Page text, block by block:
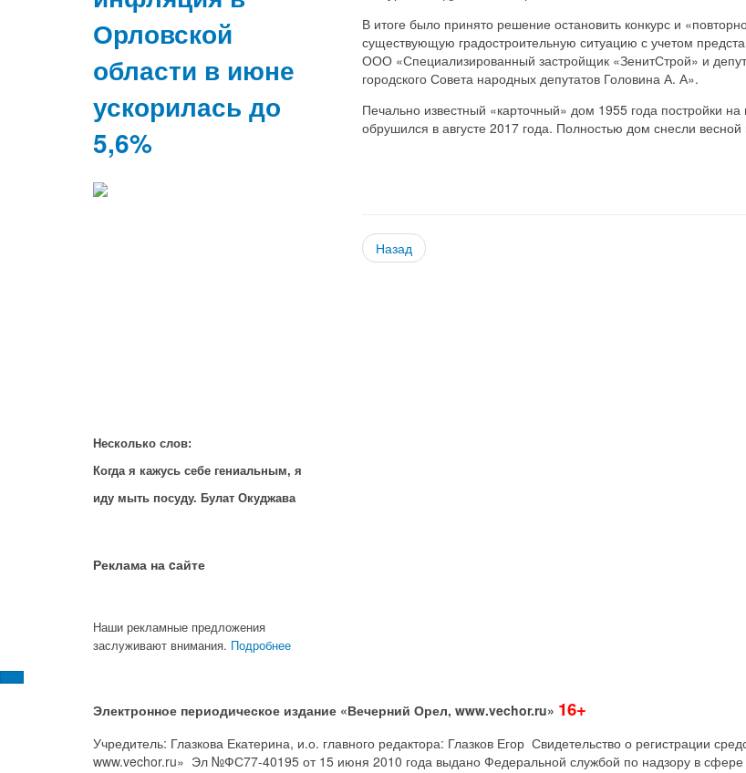
В итоге было принято решение остановить конкурс и
существующую градостроительную ситуацию с учетом
ООО «Специализированный застройщик «ЗенитСтрой» и
городского Совета народных депутатов Головина А. А».
Печально известный «карточный» дом 1955 года постройки
обрушился в августе 2017 года. Полностью дом снесли весной
Назад
Орловской
области в июне
ускорилась до
5,6%
Несколько слов:
Когда я кажусь себе гениальным, я
иду мыть посуду. Булат Окуджава
Реклама на cайте
Наши рекламные предложения
заслуживают внимания. Подробнее
Электронное периодическое издание «Вечерний Орел, www.vechor.ru» 16+
Учредитель: Глазкова Екатерина, и.о. главного редактора: Глазков Егор Свидетельство о регистрации
www.vechor.ru» Эл №ФС77-40195 от 15 июня 2010 года выдано Федеральной службой по надзору в